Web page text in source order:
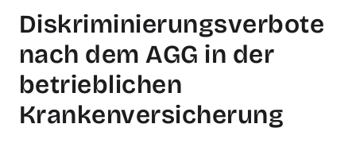
Diskriminierungsverbote
nach dem AGG in der
betrieblichen
Krankenversicherung